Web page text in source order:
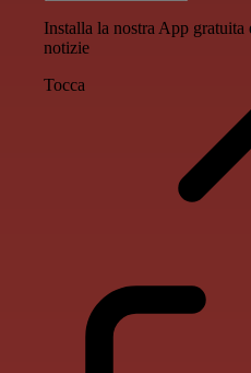
Installa la nostra App
notizie
Tocca